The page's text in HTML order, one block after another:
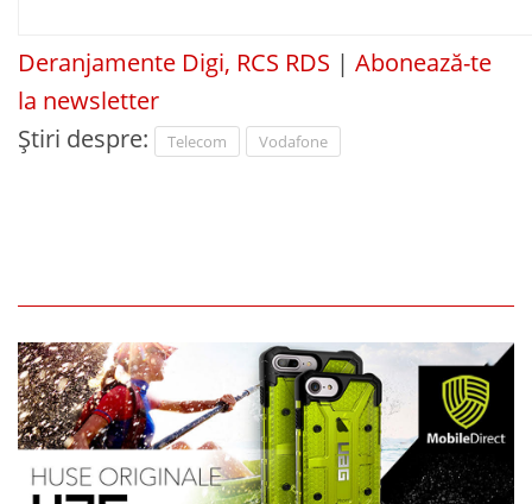
Deranjamente Digi, RCS RDS | Abonează-te
la newsletter
Știri despre:
Telecom Vodafone